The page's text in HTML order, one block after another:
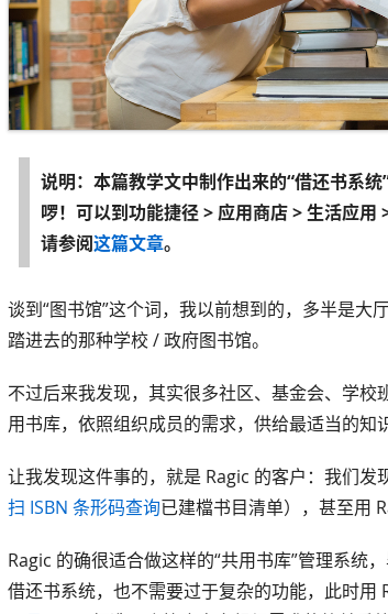
说明：本篇教学文中制作出来的“借还书系
啰！可以到功能捷径 > 应用商店 > 生活应用
请参阅这篇文章。
谈到“图书馆”这个词，我以前想到的，多半是
踏进去的那种学校 / 政府图书馆。
不过后来我发现，其实很多社区、基金会、学
用书库，依照组织成员的需求，供给最适当的知
让我发现这件事的，就是 Ragic 的客户：我们
扫 ISBN 条形码查询已建檔书目清单），甚至用
Ragic 的确很适合做这样的“共用书库”管理系统
借还书系统，也不需要过于复杂的功能，此时用